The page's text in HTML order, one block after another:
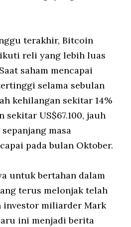
terakhir, Bitcoin
reli yang lebih luas
saham mencapai
selama sebulan
kehilangan sekitar 14%
sekitar US$67.100, jauh
masa
pada bulan Oktober.
untuk bertahan dalam
terus melonjak telah
investor miliarder Mark
ini menjadi berita